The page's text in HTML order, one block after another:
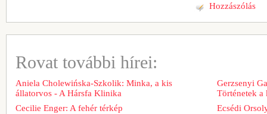
Hozzászólás
Rovat további hírei:
Aniela Cholewińska-Szkolik: Minka, a kis
állatorvos - A Hársfa Klinika
Cecilie Enger: A fehér térkép
Gerzsenyi
Történetek
Ecsédi